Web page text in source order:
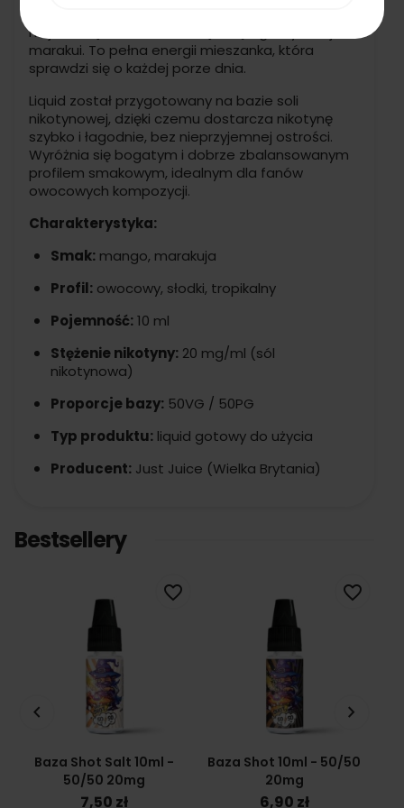
niej świeżą, lekko kwaskową nutę egzotycznej
marakui. To pełna energii mieszanka, która
sprawdzi się o każdej porze dnia.
Liquid został przygotowany na bazie soli
nikotynowej, dzięki czemu dostarcza nikotynę
szybko i łagodnie, bez nieprzyjemnej ostrości.
Wyróżnia się bogatym i dobrze zbalansowanym
profilem smakowym, idealnym dla fanów
owocowych kompozycji.
Charakterystyka:
Smak: mango, marakuja
Profil: owocowy, słodki, tropikalny
Pojemność:10 ml
Stężenie nikotyny: 20 mg/ml (sól
nikotynowa)
Proporcje bazy: 50VG / 50PG
Typ produktu: liquid gotowy do użycia
Producent: Just Juice (Wielka Brytania)
Bestsellery
Baza Shot Salt 10ml -
50/50 20mg
7,50 zł
favorite_border
Baza Shot 10ml - 50/50
20mg
6,90 zł
favorite_border
keyboard_arrow_left keyboard_arrow_right